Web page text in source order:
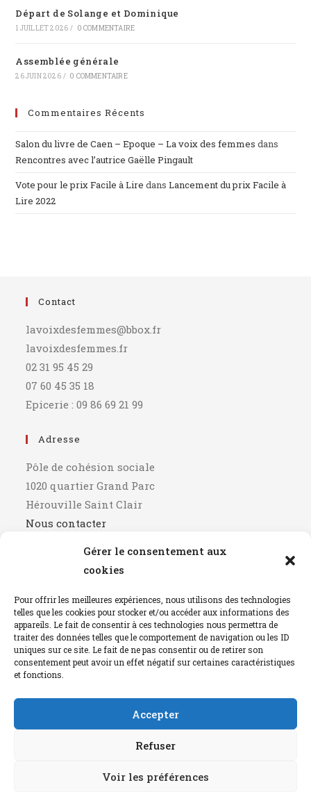
Gérer le consentement aux
cookies
Pour offrir les meilleures expériences, nous utilisons des technologies
telles que les cookies pour stocker et/ou accéder aux informations des
appareils. Le fait de consentir à ces technologies nous permettra de
traiter des données telles que le comportement de navigation ou les ID
uniques sur ce site. Le fait de ne pas consentir ou de retirer son
consentement peut avoir un effet négatif sur certaines caractéristiques
et fonctions.
Accepter
Refuser
Voir les préférences
Départ de Solange et Dominique
1 JUILLET 2026 / 0 COMMENTAIRE
Assemblée générale
26 JUIN 2026 / 0 COMMENTAIRE
Commentaires Récents
Salon du livre de Caen – Epoque – La voix des femmes dans
Rencontres avec l’autrice Gaëlle Pingault
Vote pour le prix Facile à Lire dansLancement du prix Facile à
Lire 2022
Contact
lavoixdesfemmes@bbox.fr
lavoixdesfemmes.fr
02 31 95 45 29
07 60 45 35 18
Epicerie : 09 86 69 21 99
Adresse
Pôle de cohésion sociale
1020 quartier Grand Parc
Hérouville Saint Clair
Nous contacter
14h00 - 17h00
Fermé le mercredi après-midi
Mentions Légales
détails